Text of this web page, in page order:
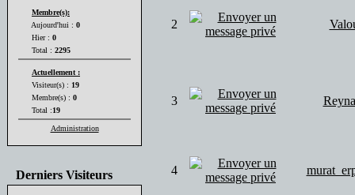
Membre(s):
Aujourd'hui : 0
Hier : 0
Total : 2295
Actuellement :
Visiteur(s) : 19
Membre(s) : 0
Total :19
Administration
Derniers Visiteurs
2
3
4